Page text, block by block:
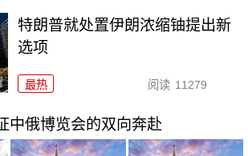
特朗普就处置伊朗浓缩铀提出新
选项
最热 阅读 11279
中俄博览会的双向奔赴